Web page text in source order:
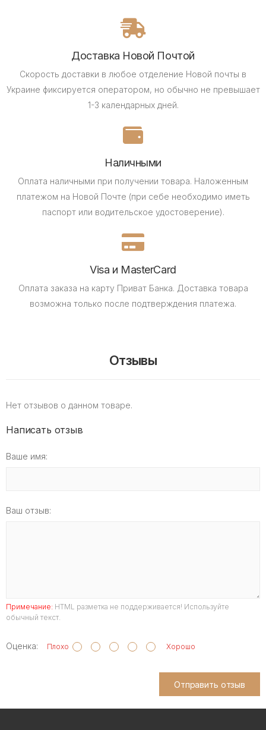
Доставка Новой Почтой
Скорость доставки в любое отделение Новой почты в
Украине фиксируется оператором, но обычно не превышает
1-3 календарных дней.
Наличными
Оплата наличными при получении товара. Наложенным
платежом на Новой Почте (при себе необходимо иметь
паспорт или водительское удостоверение).
Visa и MasterCard
Оплата заказа на карту Приват Банка. Доставка товара
возможна только после подтверждения платежа.
Отзывы
Нет отзывов о данном товаре.
Написать отзыв
Ваше имя:
Ваш отзыв:
Примечание: HTML разметка не поддерживается! Используйте
обычный текст.
Оценка: Плохо Хорошо
Отправить отзыв